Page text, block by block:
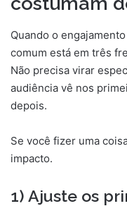
Quando o
comum está em três
Não precisa virar
audiência vê nos
depois.
Se você fizer uma
impacto.
1) Ajuste os